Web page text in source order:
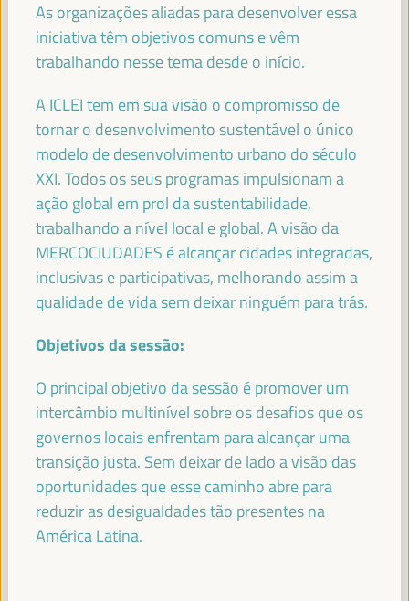
Presidente da CGLU e Prefeito de Haia - Cidades e
Governos Locais Unidos (CGLU)
TERESA RIBERA (VIDEO MESSAGE)
Vice-presidente executivo para uma transição limpa,
justa e competitiva - Comissão Europeia
YUSUF MOHAMED ADAN
Governo da SomáliaSomália
PATRICK MOLINOZ
Membro do Comité Europeu das Regiões, Vice-Presidente
da Região Borgonha-Franco-Condado - Comissão
Europeia Comissão Europeia
As organizações aliadas para desenvolver essa
iniciativa têm objetivos comuns e vêm
trabalhando nesse tema desde o início.
A ICLEI tem em sua visão o compromisso de
tornar o desenvolvimento sustentável o único
modelo de desenvolvimento urbano do século
XXI. Todos os seus programas impulsionam a
ação global em prol da sustentabilidade,
trabalhando a nível local e global. A visão da
MERCOCIUDADES é alcançar cidades integradas,
inclusivas e participativas, melhorando assim a
qualidade de vida sem deixar ninguém para trás.
Objetivos da sessão:
O principal objetivo da sessão é promover um
intercâmbio multinível sobre os desafios que os
governos locais enfrentam para alcançar uma
transição justa. Sem deixar de lado a visão das
oportunidades que esse caminho abre para
reduzir as desigualdades tão presentes na
América Latina.